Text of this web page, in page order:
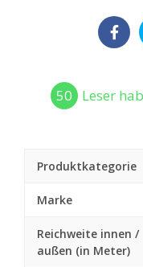
50 Leser
Produktkategorie
Marke
Reichweite innen /
außen (in Meter)